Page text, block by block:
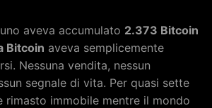
aveva accumulato 2.373 Bitcoin
Bitcoin aveva semplicemente
Nessuna vendita, nessun
segnale di vita. Per quasi sette
rimasto immobile mentre il mondo